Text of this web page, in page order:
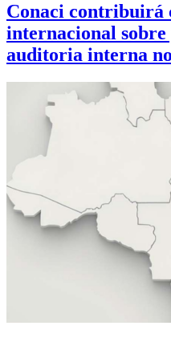
Conaci contribuirá
internacional
auditoria interna